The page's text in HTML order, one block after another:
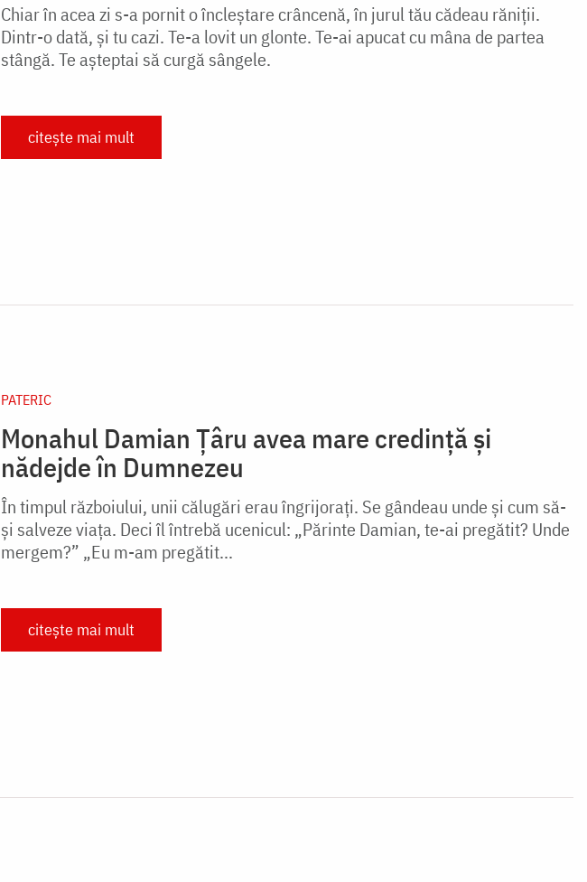
Chiar în acea zi s-a pornit o încleştare crâncenă, în jurul tău cădeau răniţii.
Dintr-o dată, şi tu cazi. Te-a lovit un glonte. Te-ai apucat cu mâna de partea
stângă. Te aşteptai să curgă sângele.
citește mai mult
PATERIC
Monahul Damian Țâru avea mare credință și
nădejde în Dumnezeu
În timpul războiului, unii călugări erau îngrijoraţi. Se gândeau unde şi cum să-
şi salveze viaţa. Deci îl întrebă ucenicul: „Părinte Damian, te-ai pregătit? Unde
mergem?” „Eu m-am pregătit...
citește mai mult